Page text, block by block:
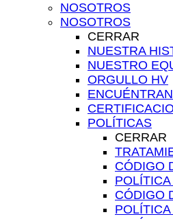
NOSOTROS
NOSOTROS
CERRAR
NUESTRA
NUESTRO
ORGULLO HV
POLÍTICAS
CERRAR
CÓDIGO
CÓDIGO